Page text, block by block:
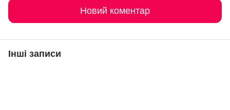
Новий коментар
Інші записи